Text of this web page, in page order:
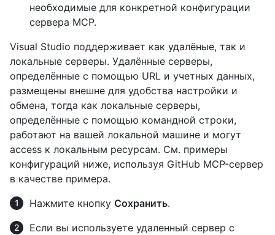
необходимые для конкретной конфигурации
сервера MCP.
Visual Studio поддерживает как удалёные, так и
локальные серверы. Удалённые серверы,
определённые с помощью URL и учетных данных,
размещены внешне для удобства настройки и
обмена, тогда как локальные серверы,
определённые с помощью командной строки,
работают на вашей локальной машине и могут
access к локальным ресурсам. См. примеры
конфигураций ниже, используя GitHub MCP-сервер
в качестве примера.
Нажмите кнопку Сохранить.
Если вы используете удаленный сервер с